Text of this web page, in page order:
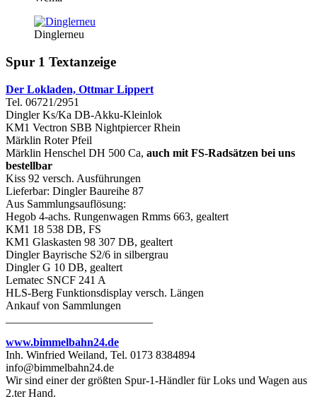
Dinglerneu
Spur 1 Textanzeige
Der Lokladen, Ottmar Lippert
Tel. 06721/2951
Dingler Ks/Ka DB-Akku-Kleinlok
KM1 Vectron SBB Nightpiercer Rhein
Märklin Roter Pfeil
Märklin Henschel DH 500 Ca, auch mit FS-Radsätzen bei uns
bestellbar
Kiss 92 versch. Ausführungen
Lieferbar: Dingler Baureihe 87
Aus Sammlungsauflösung:
Hegob 4-achs. Rungenwagen Rmms 663, gealtert
KM1 18 538 DB, FS
KM1 Glaskasten 98 307 DB, gealtert
Dingler Bayrische S2/6 in silbergrau
Dingler G 10 DB, gealtert
Lematec SNCF 241 A
HLS-Berg Funktionsdisplay versch. Längen
Ankauf von Sammlungen
www.bimmelbahn24.de
Inh. Winfried Weiland, Tel. 0173 8384894
info@bimmelbahn24.de
Wir sind einer der größten Spur-1-Händler für Loks und Wagen aus
2.ter Hand.